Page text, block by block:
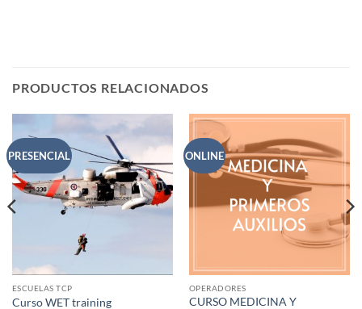
PRODUCTOS RELACIONADOS
PRESENCIAL
ESCUELAS TCP
Curso WET training
ONLINE
OPERADORES
CURSO MEDICINA Y